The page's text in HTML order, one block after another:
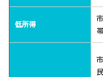
低所得
帯